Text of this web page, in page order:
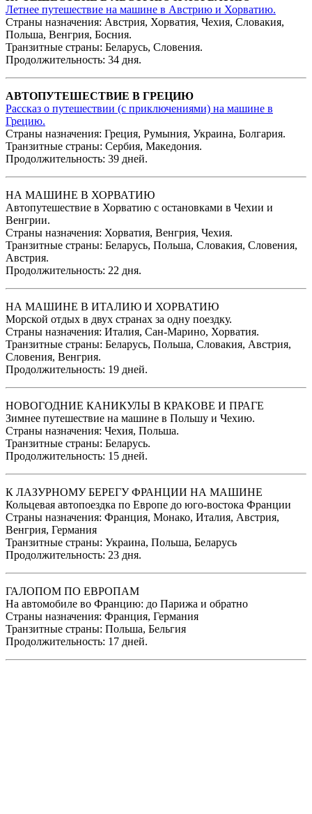
Летнее путешествие на машине в Австрию и Хорватию.
Страны назначения: Австрия, Хорватия, Чехия, Словакия,
Польша, Венгрия, Босния.
Транзитные страны: Беларусь, Словения.
Продолжительность: 34 дня.
АВТОПУТЕШЕСТВИЕ В ГРЕЦИЮ
Рассказ о путешествии (с приключениями) на машине в
Грецию.
Страны назначения: Греция, Румыния, Украина, Болгария.
Транзитные страны: Сербия, Македония.
Продолжительность: 39 дней.
НА МАШИНЕ В ХОРВАТИЮ
Автопутешествие в Хорватию с остановками в Чехии и
Венгрии.
Страны назначения: Хорватия, Венгрия, Чехия.
Транзитные страны: Беларусь, Польша, Словакия, Словения,
Австрия.
Продолжительность: 22 дня.
НА МАШИНЕ В ИТАЛИЮ И ХОРВАТИЮ
Морской отдых в двух странах за одну поездку.
Страны назначения: Италия, Сан-Марино, Хорватия.
Транзитные страны: Беларусь, Польша, Словакия, Австрия,
Словения, Венгрия.
Продолжительность: 19 дней.
НОВОГОДНИЕ КАНИКУЛЫ В КРАКОВЕ И ПРАГЕ
Зимнее путешествие на машине в Польшу и Чехию.
Страны назначения: Чехия, Польша.
Транзитные страны: Беларусь.
Продолжительность: 15 дней.
К ЛАЗУРНОМУ БЕРЕГУ ФРАНЦИИ НА МАШИНЕ
Кольцевая автопоездка по Европе до юго-востока Франции
Страны назначения: Франция, Монако, Италия, Австрия,
Венгрия, Германия
Транзитные страны: Украина, Польша, Беларусь
Продолжительность: 23 дня.
ГАЛОПОМ ПО ЕВРОПАМ
На автомобиле во Францию: до Парижа и обратно
Страны назначения: Франция, Германия
Транзитные страны: Польша, Бельгия
Продолжительность: 17 дней.